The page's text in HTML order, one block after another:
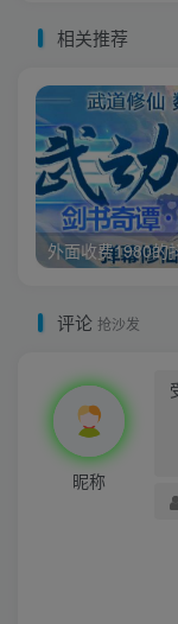
相关推荐
评论 抢沙发
昵称